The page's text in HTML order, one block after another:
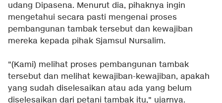
udang Dipasena. Menurut dia, pihaknya ingin
mengetahui secara pasti mengenai proses
pembangunan tambak tersebut dan kewajiban
mereka kepada pihak Sjamsul Nursalim.
"(Kami) melihat proses pembangunan tambak
tersebut dan melihat kewajiban-kewajiban, apakah
yang sudah diselesaikan atau ada yang belum
diselesaikan dari petani tambak itu," ujarnya.